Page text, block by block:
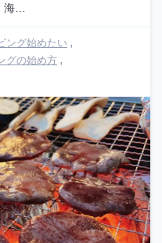
海…
ング始めたい
グの始め方